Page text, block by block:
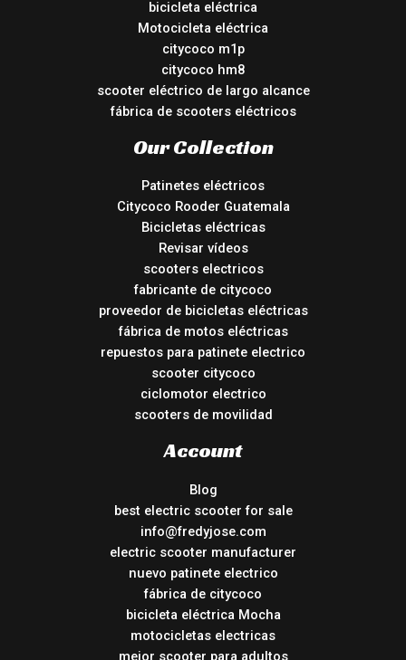
bicicleta eléctrica
Motocicleta eléctrica
citycoco m1p
citycoco hm8
scooter eléctrico de largo alcance
fábrica de scooters eléctricos
Our Collection
Patinetes eléctricos
Citycoco Rooder Guatemala
Bicicletas eléctricas
Revisar vídeos
scooters electricos
fabricante de citycoco
proveedor de bicicletas eléctricas
fábrica de motos eléctricas
repuestos para patinete electrico
scooter citycoco
ciclomotor electrico
scooters de movilidad
Account
Blog
best electric scooter for sale
info@fredyjose.com
electric scooter manufacturer
nuevo patinete electrico
fábrica de citycoco
bicicleta eléctrica Mocha
motocicletas electricas